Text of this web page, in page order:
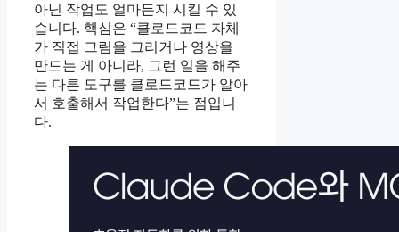
아닌 작업도 얼마든지 시킬 수 있
습니다. 핵심은 “클로드코드 자체
가 직접 그림을 그리거나 영상을
만드는 게 아니라, 그런 일을 해주
는 다른 도구를 클로드코드가 알아
서 호출해서 작업한다”는 점입니
다.